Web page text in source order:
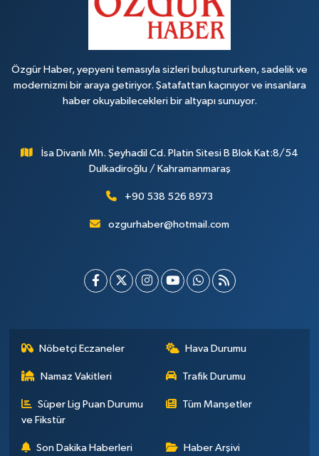
Özgür Haber, yepyeni temasıyla sizleri buluştururken, sadelik ve
modernizmi bir araya getiriyor. Şatafattan kaçınıyor ve insanlara
haber okuyabilecekleri bir altyapı sunuyor.
İsa Divanlı Mh. Şeyhadil Cd. Platin Sitesi B Blok Kat:8/54
Dulkadiroğlu / Kahramanmaraş
+90 538 526 8973
ozgurhaber@hotmail.com
Nöbetçi Eczaneler Hava Durumu
Namaz Vakitleri Trafik Durumu
Süper Lig Puan Durumu
ve Fikstür
Tüm Manşetler
Son Dakika Haberleri Haber Arşivi